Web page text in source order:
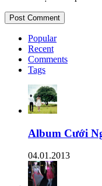
Popular
Recent
Comments
Tags
Album Cưới
04.01.2013